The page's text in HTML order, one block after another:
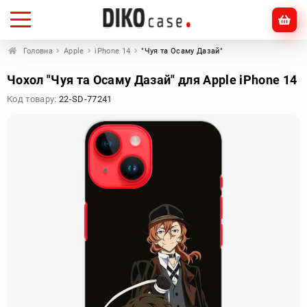
Головна Apple iPhone 14 "Чуя та Осаму Дазай"
Чохол "Чуя та Осаму Дазай" для Apple iPhone 14
Код товару: 22-SD-77241